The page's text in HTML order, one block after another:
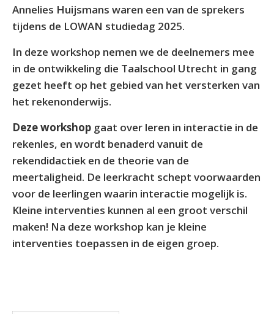
Annelies Huijsmans waren een van de sprekers
tijdens de LOWAN studiedag 2025.
In deze workshop nemen we de deelnemers mee
in de ontwikkeling die Taalschool Utrecht in gang
gezet heeft op het gebied van het versterken van
het rekenonderwijs.
Deze workshop gaat over leren in interactie in de
rekenles, en wordt benaderd vanuit de
rekendidactiek en de theorie van de
meertaligheid. De leerkracht schept voorwaarden
voor de leerlingen waarin interactie mogelijk is.
Kleine interventies kunnen al een groot verschil
maken! Na deze workshop kan je kleine
interventies toepassen in de eigen groep.